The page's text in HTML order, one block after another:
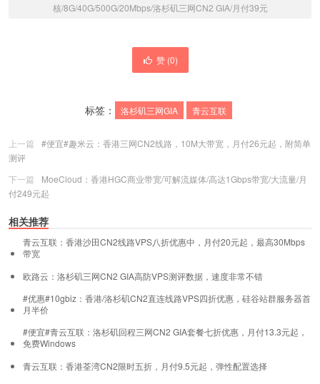
核/8G/40G/500G/20Mbps/洛杉矶三网CN2 GIA/月付39元
赞 (0)
标签： 洛杉矶三网GIA 青云互联
上一篇
#便宜#趣米云：香港三网CN2线路，10M大带宽，月付26元起，附简单
测评
下一篇
MoeCloud：香港HGC商业带宽/可解流媒体/高达1Gbps带宽/大流量/月
付249元起
相关推荐
青云互联：香港沙田CN2线路VPS八折优惠中，月付20元起，最高30Mbps
带宽
欧路云：洛杉矶三网CN2 GIA高防VPS测评数据，速度非常不错
#优惠#10gbiz：香港/洛杉矶CN2直连线路VPS四折优惠，硅谷站群服务器首
月半价
#便宜#青云互联：洛杉矶回程三网CN2 GIA套餐七折优惠，月付13.3元起，
免费Windows
青云互联：香港荃湾CN2限时五折，月付9.5元起，弹性配置选择